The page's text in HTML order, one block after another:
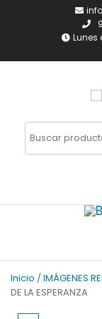
Lunes
Buscar
Inicio / IMÁGENES
DE LA ESPERANZA